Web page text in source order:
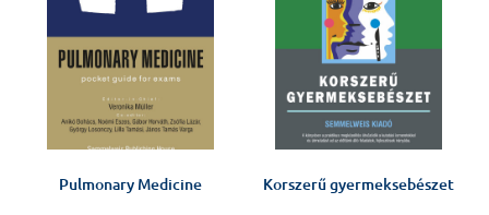
Pulmonary Medicine Korszerű gyermeksebészet